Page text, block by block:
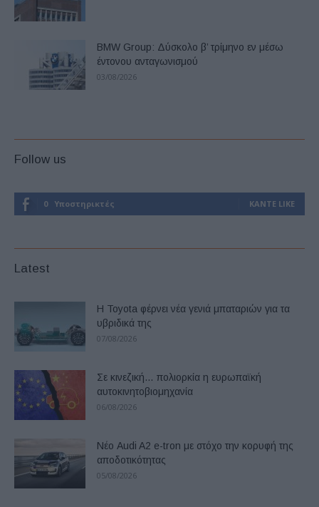
BMW Group: Δύσκολο β’ τρίμηνο εν μέσω
έντονου ανταγωνισμού
03/08/2026
Follow us
0 Υποστηρικτές ΚΆΝΤΕ LIKE
Latest
Η Toyota φέρνει νέα γενιά μπαταριών για τα
υβριδικά της
07/08/2026
Σε κινεζική… πολιορκία η ευρωπαϊκή
αυτοκινητοβιομηχανία
06/08/2026
Νέο Audi A2 e-tron με στόχο την κορυφή της
αποδοτικότητας
05/08/2026